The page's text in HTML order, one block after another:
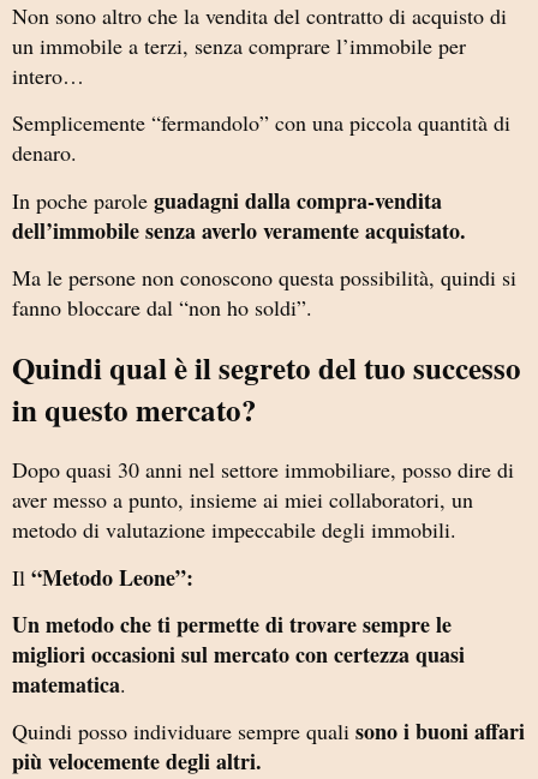
Non sono altro che la vendita del contratto di acquisto di
un immobile a terzi, senza comprare l’immobile per
intero…
Semplicemente “fermandolo” con una piccola quantità di
denaro.
In poche parole guadagni dalla compra-vendita
dell’immobile senza averlo veramente acquistato.
Ma le persone non conoscono questa possibilità, quindi si
fanno bloccare dal “non ho soldi”.
Quindi qual è il segreto del tuo successo
in questo mercato?
Dopo quasi 30 anni nel settore immobiliare, posso dire di
aver messo a punto, insieme ai miei collaboratori, un
metodo di valutazione impeccabile degli immobili.
Il “Metodo Leone”:
Un metodo che ti permette di trovare sempre le
migliori occasioni sul mercato con certezza quasi
matematica.
Quindi posso individuare sempre quali sono i buoni affari
più velocemente degli altri.